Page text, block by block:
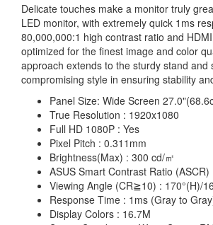
Delicate touches make a monitor truly
LED monitor, with extremely quick 1ms
80,000,000:1 high contrast ratio and
optimized for the finest image and color
approach extends to the sturdy stand and
compromising style in ensuring stability
Panel Size: Wide Screen
True Resolution : 1920x1080
Full HD 1080P : Yes
Pixel Pitch : 0.311mm
Brightness(Max) : 300 cd/㎡
ASUS Smart Contrast Ratio (ASCR)
Viewing Angle (CR≧10) : 170°(H)/
Response Time : 1ms (Gray to
Display Colors : 16.7M